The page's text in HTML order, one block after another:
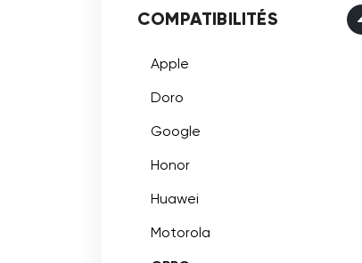
COMPATIBILITÉS
Apple
Doro
Google
Honor
Huawei
Motorola